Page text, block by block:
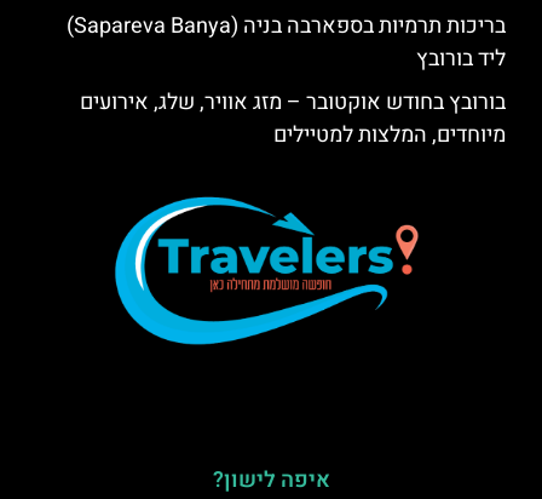
בריכות תרמיות בספארבה בניה (Sapareva Banya)
ליד בורובץ
בורובץ בחודש אוקטובר – מזג אוויר, שלג, אירועים
מיוחדים, המלצות למטיילים
איפה לישון?